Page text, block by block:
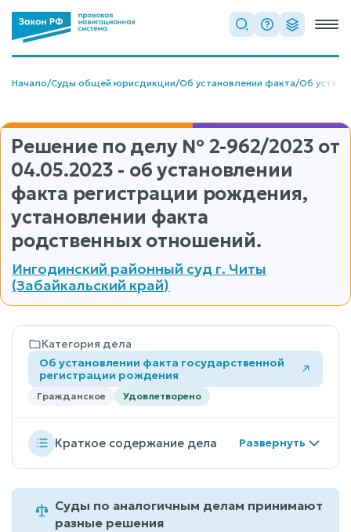
Начало/Суды общей юрисдикции/Об установлении факта/Об
Решение по делу № 2-962/2023 от
04.05.2023 - об установлении
факта регистрации рождения,
установлении факта
родственных отношений.
Ингодинский районный суд г. Читы
(Забайкальский край)
Категория дела
Об установлении факта государственной
регистрации рождения
Гражданское Удовлетворено
Краткое содержание дела
Суды по аналогичным делам принимают
разные решения